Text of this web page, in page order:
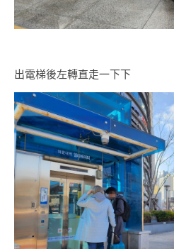
出電梯後左轉直走一下下